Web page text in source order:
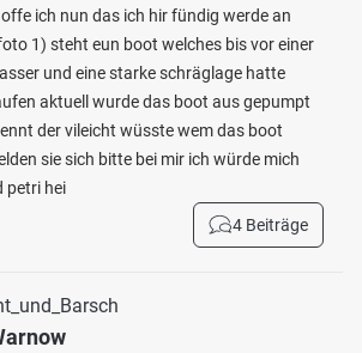
ich nun das ich hir fündig werde an
1) steht eun boot welches bis vor einer
und eine starke schräglage hatte
aktuell wurde das boot aus gepumpt
der vileicht wüsste wem das boot
sie sich bitte bei mir ich würde mich
petri hei
4 Beiträge